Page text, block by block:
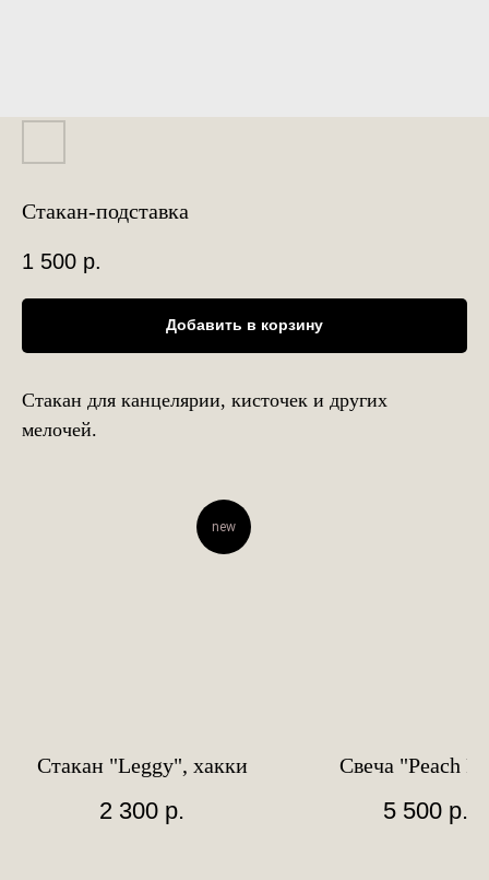
Стакан-подставка
1 500 р.
Добавить в корзину
Стакан для канцелярии, кисточек и других
мелочей.
new
Стакан "Leggy", хакки
2 300 р.
Свеча "Peach
5 500 р.